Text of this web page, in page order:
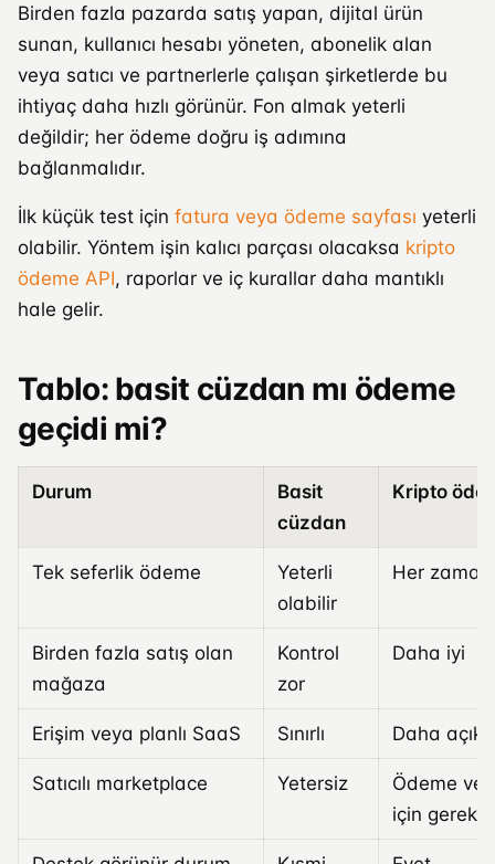
Birden fazla pazarda satış yapan, dijital ürün
sunan, kullanıcı hesabı yöneten, abonelik alan
veya satıcı ve partnerlerle çalışan şirketlerde bu
ihtiyaç daha hızlı görünür. Fon almak yeterli
değildir; her ödeme doğru iş adımına
bağlanmalıdır.
İlk küçük test için fatura veya ödeme sayfası yeterli
olabilir. Yöntem işin kalıcı parçası olacaksa kripto
ödeme API, raporlar ve iç kurallar daha mantıklı
hale gelir.
Tablo: basit cüzdan mı ödeme
geçidi mi?
Durum
Basit
cüzdan
Kripto
Tek seferlik ödeme
Yeterli
olabilir
Her
Birden fazla satış olan
mağaza
Kontrol
zor
Daha iyi
Erişim veya planlı SaaS Sınırlı Daha açık
Satıcılı marketplace Yetersiz
Ödeme ve
için gerekli